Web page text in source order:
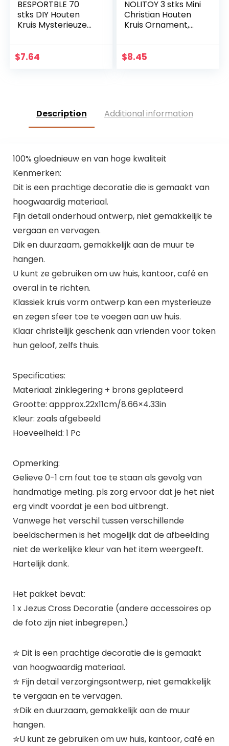
BESPORTBLE 70
stks DIY Houten
Kruis Mysterieuze
Ornamenten Jezus
$7.64
NOLITOY 3 stks Mini
Christian Houten
Kruis Ornament,
Wanddecoratie
$8.45
Description Additional information
100% gloednieuw en van hoge kwaliteit
Kenmerken:
Dit is een prachtige decoratie die is gemaakt van
hoogwaardig materiaal.
Fijn detail onderhoud ontwerp, niet gemakkelijk te
vergaan en vervagen.
Dik en duurzaam, gemakkelijk aan de muur te
hangen.
U kunt ze gebruiken om uw huis, kantoor, café en
overal in te richten.
Klassiek kruis vorm ontwerp kan een mysterieuze
en zegen sfeer toe te voegen aan uw huis.
Klaar christelijk geschenk aan vrienden voor token
hun geloof, zelfs thuis.
Specificaties:
Materiaal: zinklegering + brons geplateerd
Grootte: appprox.22x11cm/8.66×4.33in
Kleur: zoals afgebeeld
Hoeveelheid: 1 Pc
Opmerking:
Gelieve 0-1 cm fout toe te staan als gevolg van
handmatige meting. pls zorg ervoor dat je het niet
erg vindt voordat je een bod uitbrengt.
Vanwege het verschil tussen verschillende
beeldschermen is het mogelijk dat de afbeelding
niet de werkelijke kleur van het item weergeeft.
Hartelijk dank.
Het pakket bevat:
1 x Jezus Cross Decoratie (andere accessoires op
de foto zijn niet inbegrepen.)
✮ Dit is een prachtige decoratie die is gemaakt
van hoogwaardig materiaal.
✮ Fijn detail verzorgingsontwerp, niet gemakkelijk
te vergaan en te vervagen.
✮Dik en duurzaam, gemakkelijk aan de muur
hangen.
✮U kunt ze gebruiken om uw huis, kantoor, café en